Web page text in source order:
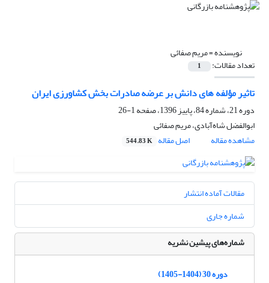
نویسنده =مریم صفائی
تعداد مقالات: 1
تاثیر مؤلفه های دانش بر عرضه صادرات بخش کشاورزی ایران
دوره 21، شماره 84، پاییز 1396، صفحه
1-26
ابوالفضل شاه‌آبادی، مریم صفائی
مشاهده مقاله
اصل مقاله 544.83 K
مقالات آماده انتشار
شماره جاری
شماره‌های پیشین نشریه
دوره 30 (1404-1405)